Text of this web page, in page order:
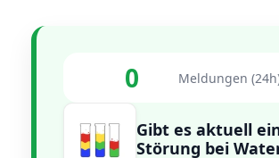
0 Meldungen
Gibt es aktuell
Störung bei